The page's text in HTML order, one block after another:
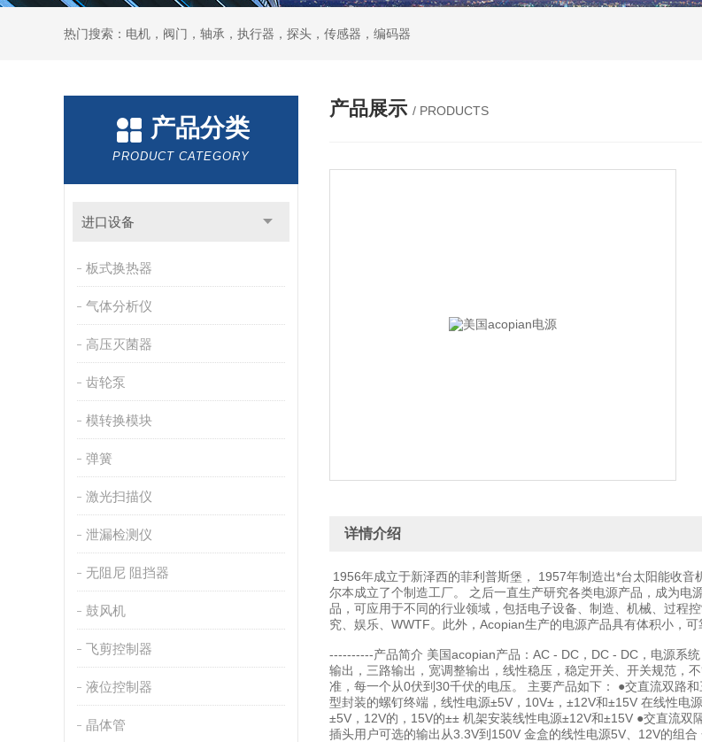
热门搜索：电机，阀门，轴承，执行器，探头，传感器，编码器
产品分类
PRODUCT CATEGORY
进口设备
板式换热器
气体分析仪
高压灭菌器
齿轮泵
模转换模块
弹簧
激光扫描仪
泄漏检测仪
无阻尼 阻挡器
鼓风机
飞剪控制器
液位控制器
晶体管
产品展示 / PRODUCTS
详情介绍
1956年成立于新泽西的菲利普斯堡， 1957年制造出*台太阳能收
尔本成立了个制造工厂。 之后一直生产研究各类电源产品，成为
品，可应用于不同的行业领域，包括电子设备、制造、机械、过程
究、娱乐、WWTF。此外，Acopian生产的电源产品具有体积小，
----------产品简介 美国acopian产品：AC - DC，DC - DC，电源系
输出，三路输出，宽调整输出，线性稳压，稳定开关、开关规范，
准，每一个从0伏到30千伏的电压。 主要产品如下： ●交直流双路
型封装的螺钉终端，线性电源±5V，10V±，±12V和±15V 在线性电
±5V，12V的，15V的±± 机架安装线性电源±12V和±15V ●交直流
插头用户可选的输出从3.3V到150V 金盒的线性电源5V、12V的组